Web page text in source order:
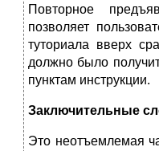
Повторное
позволяет
туториала вверх
должно было
пунктам инструкции.
Заключительные
Это неотъемлемая